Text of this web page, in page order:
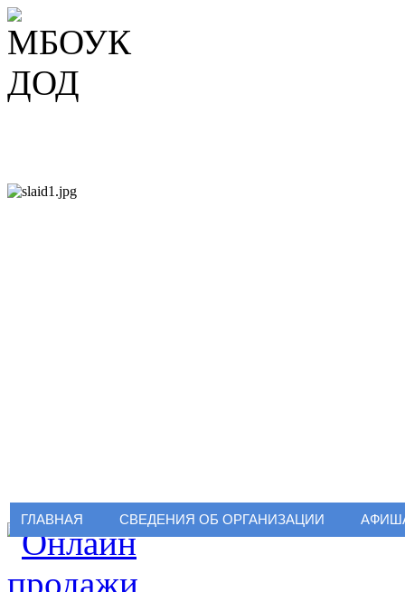
ГЛАВНАЯ СВЕДЕНИЯ ОБ ОРГАНИЗАЦИИ